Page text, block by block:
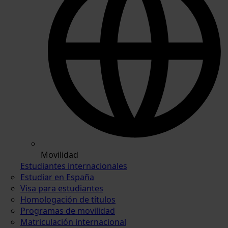
Movilidad
Estudiantes internacionales
Estudiar en España
Visa para estudiantes
Homologación de títulos
Programas de movilidad
Matriculación internacional